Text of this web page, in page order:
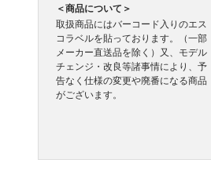
＜商品について＞
取扱商品にはバーコード入りのエス
コラベルを貼っております。（一部
メーカー直送品を除く）又、モデル
チェンジ・改良等諸事情により、予
告なく仕様の変更や廃番になる商品
がございます。